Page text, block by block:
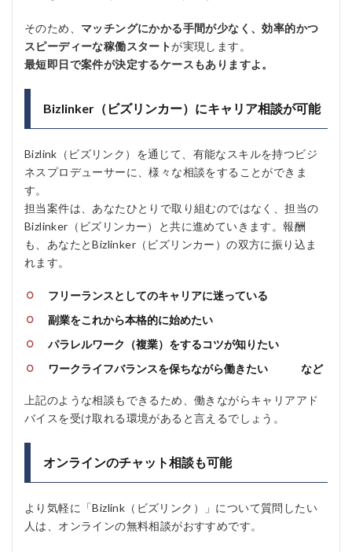
そのため、 マッチングにかかる手間が少なく、効率的かつ
スピーディーな稼働スタートが実現します。
最短即日で案件が決定するケースもありますよ。
Bizlinker（ビズリンカー）にキャリア相談が可能
Bizlink（ビズリンク）を通じて、有能なスキルを持つビジ
ネスプロデューサーに、様々な相談をすることができま
す。
担当案件は、あなたひとりで取り組むのではなく、担当の
Bizlinker（ビズリンカー）と共に進めていきます。報酬
も、あなたとBizlinker（ビズリンカー）の双方に振り込ま
れます。
フリーランスとしてのキャリアに迷っている
副業をこれから本格的に始めたい
パラレルワーク（複業）をするコツが知りたい
ワークライフバランスを保ちながら働きたい など
上記のような相談もできるため、働きながらキャリアアド
バイスを受け取れる環境があると言えるでしょう。
オンラインのチャット相談も可能
より気軽に「Bizlink（ビズリンク）」について質問したい
人は、オンラインの無料相談がおすすめです。